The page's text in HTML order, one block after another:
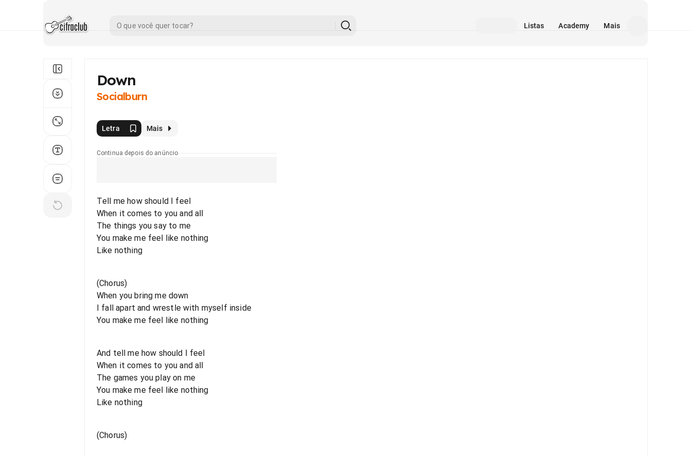
Listas Academy Mais
Down
Socialburn
Letra Mais
Continua depois do anúncio
Tell me how should I feel
When it comes to you and all
The things you say to me
You make me feel like nothing
Like nothing
(Chorus)
When you bring me down
I fall apart and wrestle with myself inside
You make me feel like nothing
And tell me how should I feel
When it comes to you and all
The games you play on me
You make me feel like nothing
Like nothing
(Chorus)